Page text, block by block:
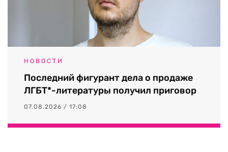
НОВОСТИ
Последний фигурант дела о продаже
ЛГБТ*-литературы получил приговор
07.08.2026 / 17:08